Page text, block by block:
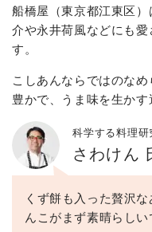
船橋屋（東京都江東区
介や永井荷風などにも
す。
こしあんならではのな
豊かで、うま味を生かす
科学する料理研
さわけん
くず餅も入った贅沢
んこがまず素晴らしい